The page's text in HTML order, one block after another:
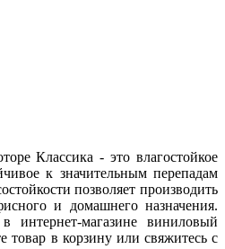
Классика - это влагостойкое
к значительным перепадам
позволяет производить
и домашнего назначения.
интернет-магазине виниловый
товар в корзину или свяжитесь с